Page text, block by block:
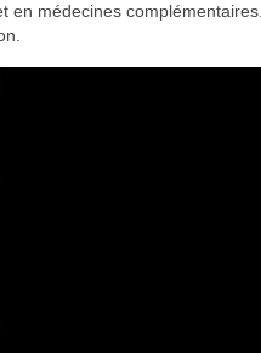
en médecines complémentaires.